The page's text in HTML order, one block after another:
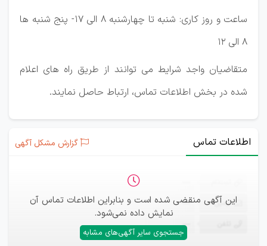
ساعت و روز کاری: شنبه تا چهارشنبه 8 الی 17- پنج شنبه ها
8 الی 12
متقاضیان واجد شرایط می توانند از طریق راه های اعلام
شده در بخش اطلاعات تماس، ارتباط حاصل نمایند.
اطلاعات تماس گزارش مشکل آگهی
این آگهی منقضی شده است و بنابراین اطلاعات تماس آن
نمایش داده نمی‌شود.
جستجوی سایر آگهی‌های مشابه
ایمیل —
—